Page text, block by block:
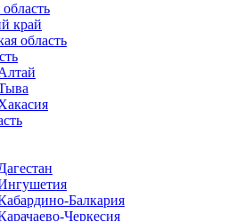
край
область
Балкария
Черкесия